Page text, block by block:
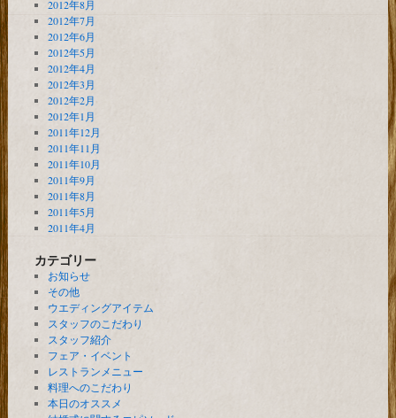
2012年8月
2012年7月
2012年6月
2012年5月
2012年4月
2012年3月
2012年2月
2012年1月
2011年12月
2011年11月
2011年10月
2011年9月
2011年8月
2011年5月
2011年4月
カテゴリー
お知らせ
その他
ウエディングアイテム
スタッフのこだわり
スタッフ紹介
フェア・イベント
レストランメニュー
料理へのこだわり
本日のオススメ